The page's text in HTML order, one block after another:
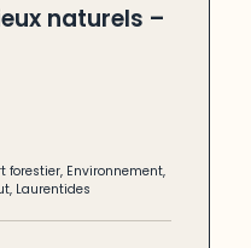
naturels –
forestier, Environnement,
, Laurentides